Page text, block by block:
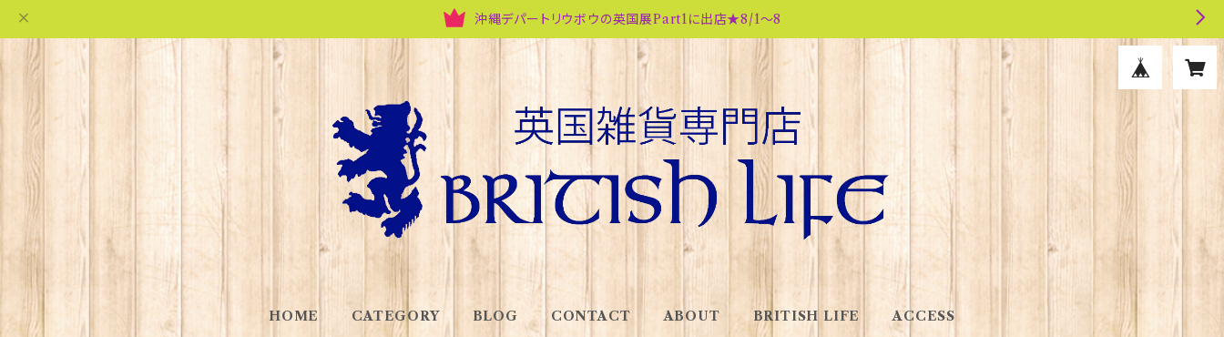
沖縄デパートリウボウの英国展Part1に出店★8/1～8
HOME CATEGORY BLOG CONTACT ABOUT BRITISH LIFE ACCESS